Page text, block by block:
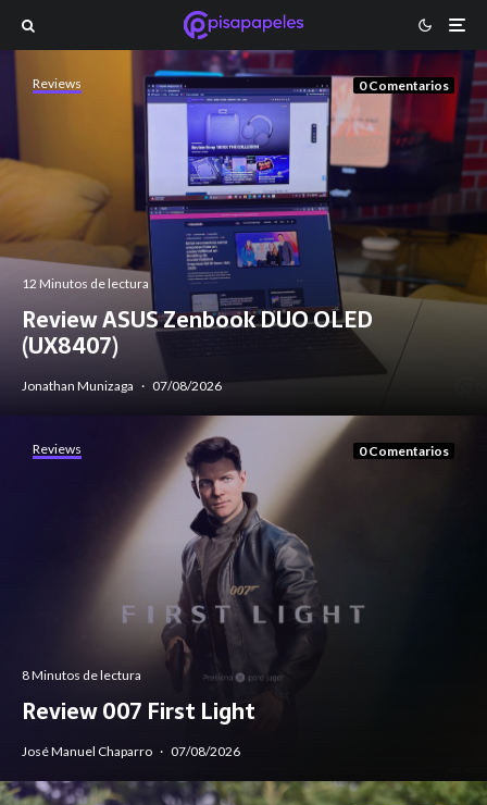
Reviews 0 Comentarios
12 Minutos de lectura
Review ASUS Zenbook DUO OLED
(UX8407)
Jonathan Munizaga · 07/08/2026
Reviews 0 Comentarios
8 Minutos de lectura
Review 007 First Light
José Manuel Chaparro · 07/08/2026